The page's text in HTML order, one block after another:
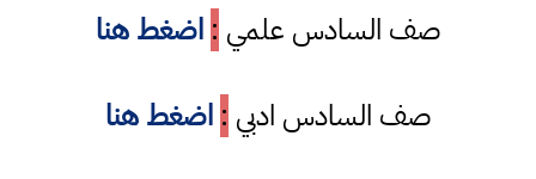
صف السادس علمي : اضغط هنا
صف السادس ادبي : اضغط هنا